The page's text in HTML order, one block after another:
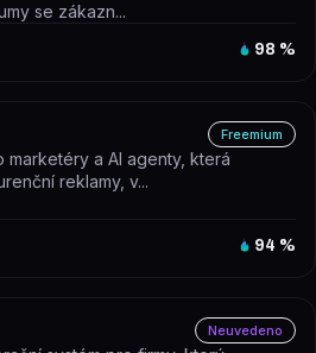
se zákazn...
98 %
Freemium
marketéry a AI agenty, která
reklamy, v...
94 %
Neuvedeno